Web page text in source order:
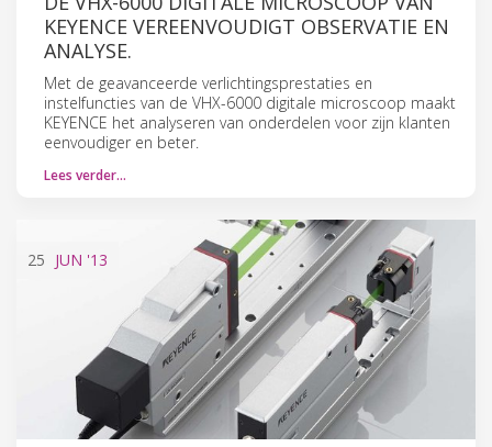
KEYENCE VEREENVOUDIGT OBSERVATIE EN
ANALYSE.
Met de geavanceerde verlichtingsprestaties en
instelfuncties van de VHX-6000 digitale microscoop maakt
KEYENCE het analyseren van onderdelen voor zijn klanten
eenvoudiger en beter.
Lees verder…
25 JUN '13